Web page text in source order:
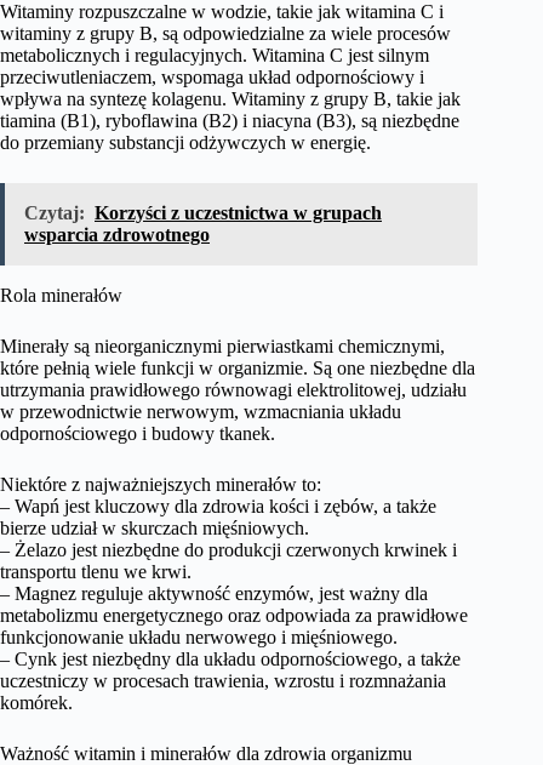
Witaminy rozpuszczalne w wodzie, takie jak witamina C i
witaminy z grupy B, są odpowiedzialne za wiele procesów
metabolicznych i regulacyjnych. Witamina C jest silnym
przeciwutleniaczem, wspomaga układ odpornościowy i
wpływa na syntezę kolagenu. Witaminy z grupy B, takie jak
tiamina (B1), ryboflawina (B2) i niacyna (B3), są niezbędne
do przemiany substancji odżywczych w energię.
Czytaj: Korzyści z uczestnictwa w grupach
wsparcia zdrowotnego
Rola minerałów
Minerały są nieorganicznymi pierwiastkami chemicznymi,
które pełnią wiele funkcji w organizmie. Są one niezbędne dla
utrzymania prawidłowego równowagi elektrolitowej, udziału
w przewodnictwie nerwowym, wzmacniania układu
odpornościowego i budowy tkanek.
Niektóre z najważniejszych minerałów to:
– Wapń jest kluczowy dla zdrowia kości i zębów, a także
bierze udział w skurczach mięśniowych.
– Żelazo jest niezbędne do produkcji czerwonych krwinek i
transportu tlenu we krwi.
– Magnez reguluje aktywność enzymów, jest ważny dla
metabolizmu energetycznego oraz odpowiada za prawidłowe
funkcjonowanie układu nerwowego i mięśniowego.
– Cynk jest niezbędny dla układu odpornościowego, a także
uczestniczy w procesach trawienia, wzrostu i rozmnażania
komórek.
Ważność witamin i minerałów dla zdrowia organizmu